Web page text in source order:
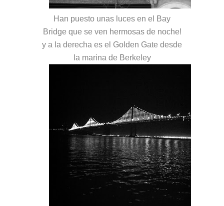
Han puesto unas luces en el Bay
Bridge que se ven hermosas de noche!
y a la derecha es el Golden Gate desde
la marina de Berkeley